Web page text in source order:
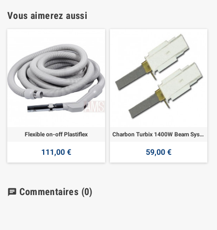
Vous aimerez aussi
Flexible on-off Plastiflex
111,00 €
Charbon Turbix 1400W Beam System
59,00 €
chat Commentaires (0)